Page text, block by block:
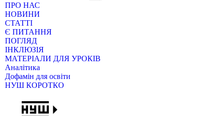
ПРО НАС
НОВИНИ
СТАТТІ
Є ПИТАННЯ
ПОГЛЯД
ІНКЛЮЗІЯ
МАТЕРІАЛИ ДЛЯ УРОКІВ
Аналітика
Дофамін для освіти
НУШ КОРОТКО